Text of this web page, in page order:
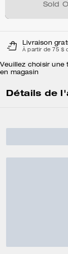
Sold
Livraison
À partir de 75 $
Veuillez choisir une
en magasin
Détails de